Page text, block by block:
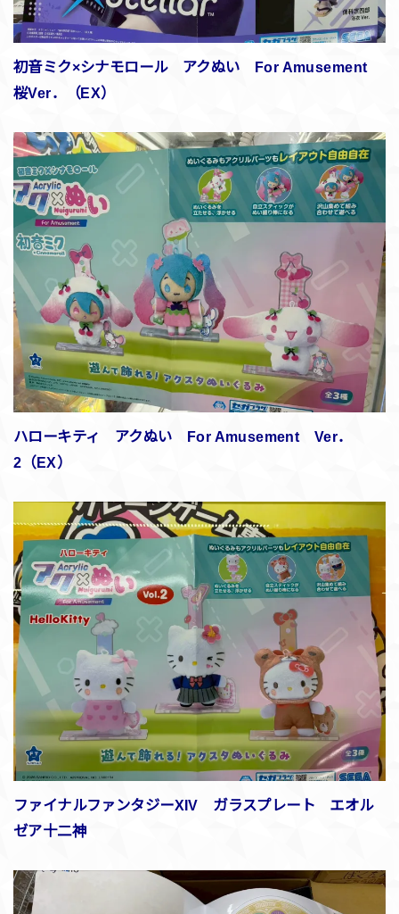
初音ミク×シナモロール アクぬい For Amusement
桜Ver．（EX）
ハローキティ アクぬい For Amusement Ver．
2（EX）
ファイナルファンタジーXIV ガラスプレート エオル
ゼア十二神